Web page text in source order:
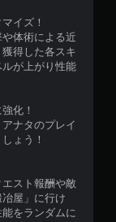
イズ！
体術による近
得した各スキ
が上がり性能
化！
ナタのプレイ
ょう！
スト報酬や敵
屋」に行け
をランダムに